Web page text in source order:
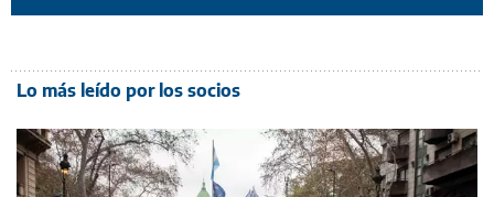
Lo más leído por los socios